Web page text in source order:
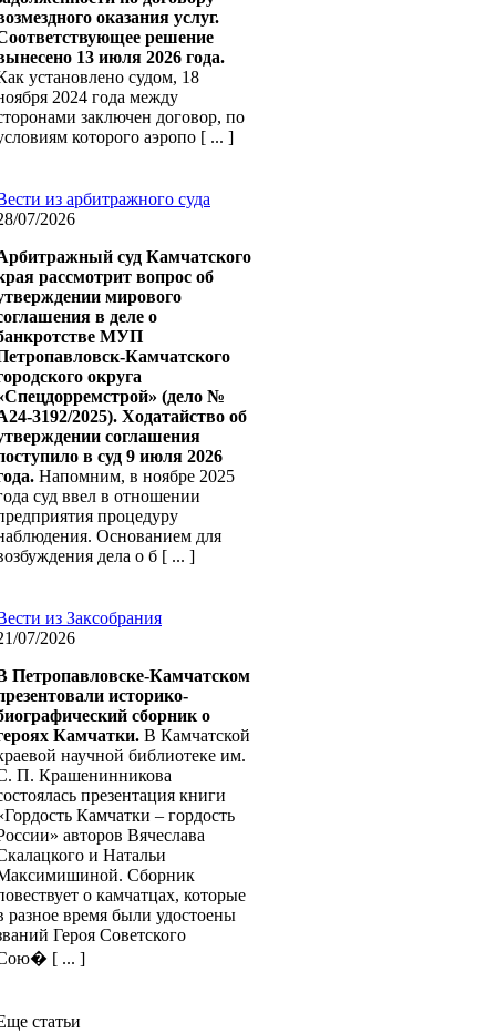
оказания услуг.
решение
13 июля 2026 года.
установлено судом, 18
2024 года между
заключен договор, по
которого аэропо [ ... ]
из арбитражного суда
07/2026
суд Камчатского
рассмотрит вопрос об
мирового
в деле о
МУП
Камчатского
округа
(дело №
3192/2025). Ходатайство об
соглашения
в суд 9 июля 2026
Напомним, в ноябре 2025
суд ввел в отношении
процедуру
Основанием для
дела о б [ ... ]
из Заксобрания
07/2026
Петропавловске-Камчатском
историко-
сборник о
Камчатки. В Камчатской
научной библиотеке им.
П. Крашенинникова
презентация книги
Камчатки – гордость
авторов Вячеслава
и Натальи
Сборник
о камчатцах, которые
разное время были удостоены
Героя Советского
[ ... ]
статьи